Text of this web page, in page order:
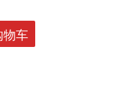
物车